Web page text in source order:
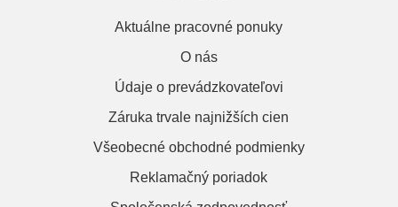
Aktuálne pracovné ponuky
O nás
Údaje o prevádzkovateľovi
Záruka trvale najnižších cien
Všeobecné obchodné podmienky
Reklamačný poriadok